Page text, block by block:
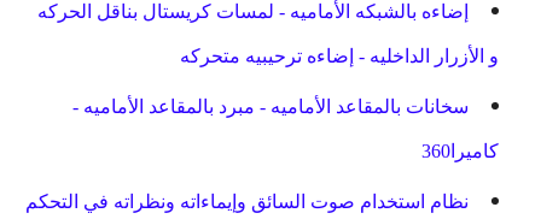
إضاءه بالشبكه الأماميه - لمسات كريستال بناقل الحركه
و الأزرار الداخليه - إضاءه ترحيبيه متحركه
سخانات بالمقاعد الأماميه - مبرد بالمقاعد الأماميه -
كاميرا360
نظام استخدام صوت السائق وإيماءاته ونظراته في التحكم